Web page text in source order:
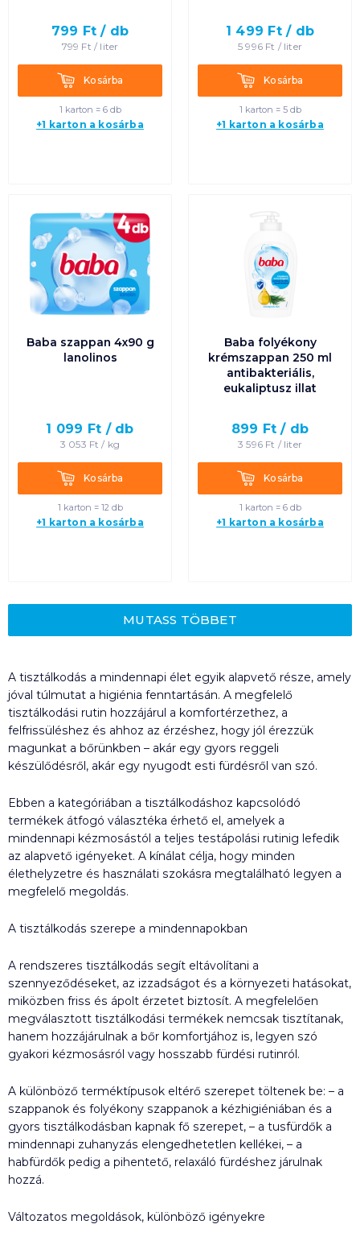
799 Ft / db
799 Ft / liter
KosárbaKosárba
1 karton = 6 db
+1 karton a kosárba
1 499 Ft / db
5 996Ft / liter
KosárbaKosárba
1 karton = 5 db
+1 karton a kosárba
Baba szappan 4x90 g
lanolinos
1 099 Ft / db
3 053 Ft / kg
KosárbaKosárba
1 karton = 12 db
+1 karton a kosárba
Baba folyékony
krémszappan 250 ml
antibakteriális,
eukaliptusz illat
899 Ft / db
3 596Ft / liter
KosárbaKosárba
1 karton = 6 db
+1 karton a kosárba
MUTASS TÖBBET
A tisztálkodás a mindennapi élet egyik alapvető része, amely
jóval túlmutat a higiénia fenntartásán. A megfelelő
tisztálkodási rutin hozzájárul a komfortérzethez, a
felfrissüléshez és ahhoz az érzéshez, hogy jól érezzük
magunkat a bőrünkben – akár egy gyors reggeli
készülődésről, akár egy nyugodt esti fürdésről van szó.
Ebben a kategóriában a tisztálkodáshoz kapcsolódó
termékek átfogó választéka érhető el, amelyek a
mindennapi kézmosástól a teljes testápolási rutinig lefedik
az alapvető igényeket. A kínálat célja, hogy minden
élethelyzetre és használati szokásra megtalálható legyen a
megfelelő megoldás.
A tisztálkodás szerepe a mindennapokban
A rendszeres tisztálkodás segít eltávolítani a
szennyeződéseket, az izzadságot és a környezeti hatásokat,
miközben friss és ápolt érzetet biztosít. A megfelelően
megválasztott tisztálkodási termékek nemcsak tisztítanak,
hanem hozzájárulnak a bőr komfortjához is, legyen szó
gyakori kézmosásról vagy hosszabb fürdési rutinról.
A különböző terméktípusok eltérő szerepet töltenek be: – a
szappanok és folyékony szappanok a kézhigiéniában és a
gyors tisztálkodásban kapnak fő szerepet, – a tusfürdők a
mindennapi zuhanyzás elengedhetetlen kellékei, – a
habfürdők pedig a pihentető, relaxáló fürdéshez járulnak
hozzá.
Változatos megoldások, különböző igényekre